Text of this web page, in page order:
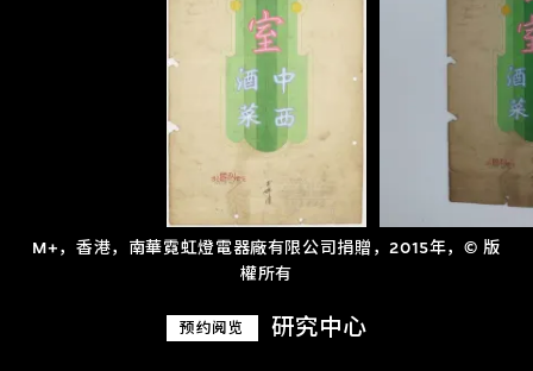
M+，香港，南華霓虹燈電器廠有限公司捐贈，2015年，© 版
權所有
预约阅览 研究中心
关于M+藏品
探索世界顶级的二十及二十一世纪视觉
文化藏品。